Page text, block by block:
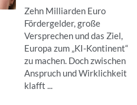
Zehn Milliarden Euro
Fördergelder, große
Versprechen und das Ziel,
Europa zum „KI-Kontinent“
zu machen. Doch zwischen
Anspruch und Wirklichkeit
klafft ...